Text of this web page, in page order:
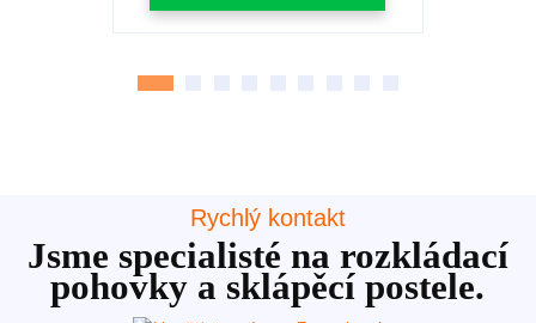
Rychlý kontakt
Jsme specialisté na rozkládací
pohovky a sklápěcí postele.